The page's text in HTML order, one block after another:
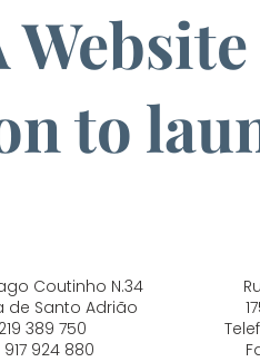
to
Coutinho N.34
de Santo Adrião
219 389 750
917 924 880